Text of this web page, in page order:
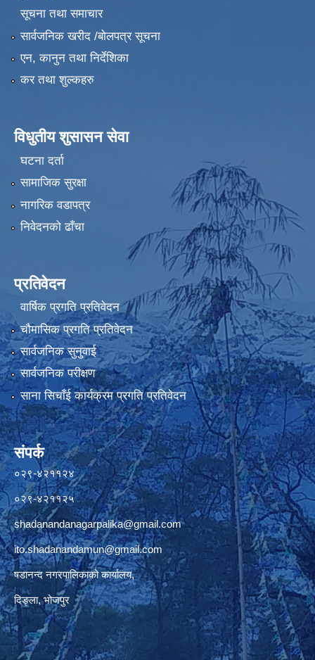
सूचना तथा समाचार
सार्वजनिक खरीद /बोलपत्र सूचना
एन, कानुन तथा निर्देशिका
कर तथा शुल्कहरु
विधुतीय शुसासन सेवा
घटना दर्ता
सामाजिक सुरक्षा
नागरिक वडापत्र
निवेदनको ढाँचा
प्रतिवेदन
वार्षिक प्रगति प्रतिवेदन
चौमासिक प्रगति प्रतिवेदन
सार्वजनिक सुनुवाई
सार्वजनिक परीक्षण
साना सिचाँई कार्यक्रम प्रगति प्रतिवेदन
संपर्क
०२९-४२११२४
०२९-४२११२५
shadanandanagarpalika@gmail.com
ito.shadanandamun@gmail.com
षडानन्द नगरपालिकाको कार्यालय,
दिङ्ला, भोजपुर